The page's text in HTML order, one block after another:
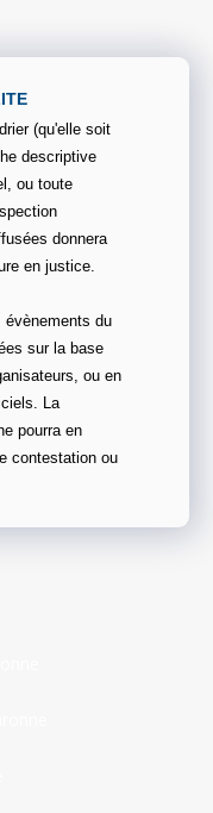
(qu'elle soit
descriptive
ou toute
donnera
en justice.
évènements du
sur la base
ou en
La
pourra en
contestation ou